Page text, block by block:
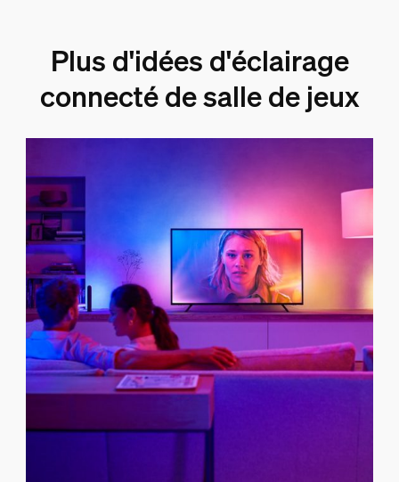
Plus d'idées d'éclairage
connecté de salle de jeux